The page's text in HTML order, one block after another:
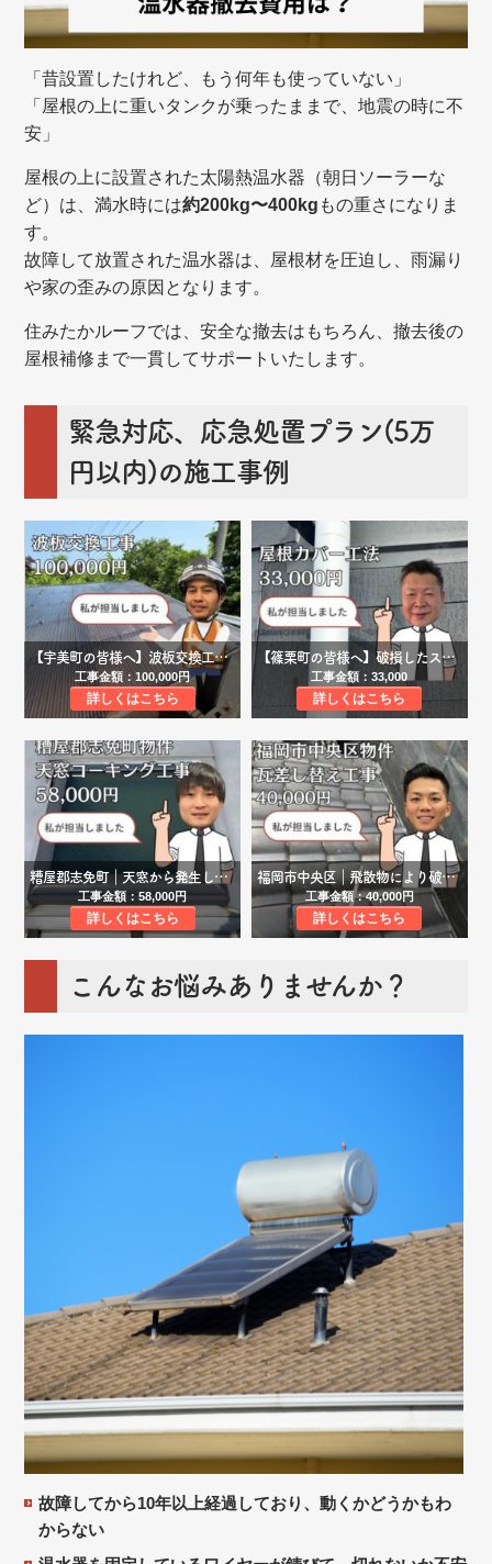
「昔設置したけれど、もう何年も使っていない」
「屋根の上に重いタンクが乗ったままで、地震の時に不
安」
屋根の上に設置された太陽熱温水器（朝日ソーラーな
ど）は、満水時には約200kg〜400kg もの重さになりま
す。
故障して放置された温水器は、屋根材を圧迫し、雨漏り
や家の歪みの原因となります。
住みたかルーフでは、安全な撤去はもちろん、撤去後の
屋根補修まで一貫してサポートいたします。
緊急対応、応急処置プラン(5万
円以内)の施工事例
【宇美町の皆様へ】波板交換工事事例｜劣化により破損した駐車場屋根をポリカーボネートで明るく変身！
工事金額：100,000円
詳しくはこちら
【篠栗町の皆様へ】破損したスレート屋根材が飛散…屋根材補修工事にて破損箇所を修繕しました！
工事金額：33,000
詳しくはこちら
糟屋郡志免町｜天窓から発生した雨漏りをコーキング工事で解決！
工事金額：58,000円
詳しくはこちら
福岡市中央区｜飛散物により破損した瓦の差し替え工事を行い、雨漏りを解消しました！
工事金額：40,000円
詳しくはこちら
こんなお悩みありませんか？
故障してから10年以上経過しており、動くかどうかもわ
からない